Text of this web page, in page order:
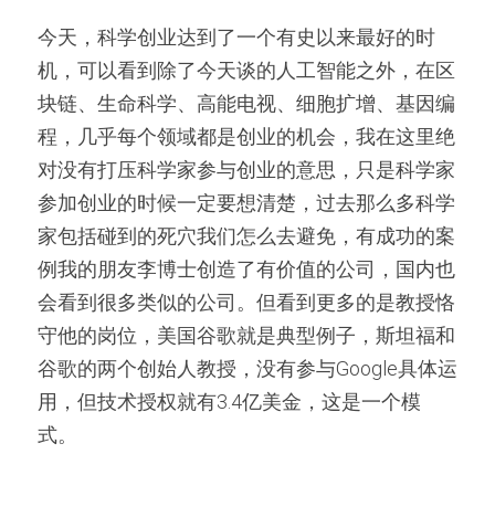
今天，科学创业达到了一个有史以来最好的时
机，可以看到除了今天谈的人工智能之外，在区
块链、生命科学、高能电视、细胞扩增、基因编
程，几乎每个领域都是创业的机会，我在这里绝
对没有打压科学家参与创业的意思，只是科学家
参加创业的时候一定要想清楚，过去那么多科学
家包括碰到的死穴我们怎么去避免，有成功的案
例我的朋友李博士创造了有价值的公司，国内也
会看到很多类似的公司。但看到更多的是教授恪
守他的岗位，美国谷歌就是典型例子，斯坦福和
谷歌的两个创始人教授，没有参与Google具体运
用，但技术授权就有3.4亿美金，这是一个模
式。